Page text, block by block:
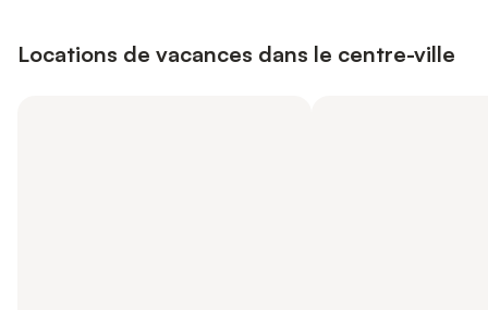
Locations de vacances dans le centre-ville